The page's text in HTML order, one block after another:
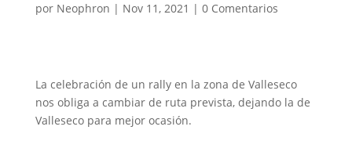
por Neophron | Nov 11, 2021 | 0 Comentarios
La celebración de un rally en la zona de Valleseco
nos obliga a cambiar de ruta prevista, dejando la de
Valleseco para mejor ocasión.